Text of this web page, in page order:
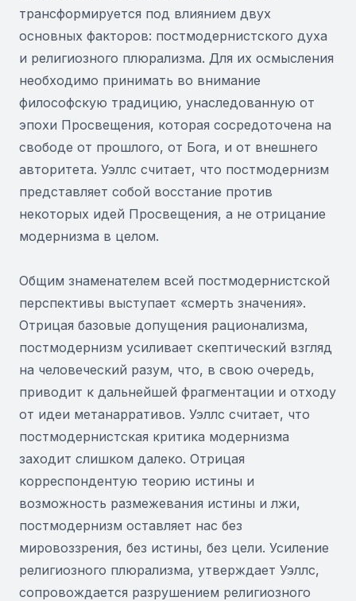
трансформируется под влиянием двух
основных факторов: постмодернистского духа
и религиозного плюрализма. Для их осмысления
необходимо принимать во внимание
философскую традицию, унаследованную от
эпохи Просвещения, которая сосредоточена на
свободе от прошлого, от Бога, и от внешнего
авторитета. Уэллс считает, что постмодернизм
представляет собой восстание против
некоторых идей Просвещения, а не отрицание
модернизма в целом.
Общим знаменателем всей постмодернистской
перспективы выступает «смерть значения».
Отрицая базовые допущения рационализма,
постмодернизм усиливает скептический взгляд
на человеческий разум, что, в свою очередь,
приводит к дальнейшей фрагментации и отходу
от идеи метанарративов. Уэллс считает, что
постмодернистская критика модернизма
заходит слишком далеко. Отрицая
корреспондентую теорию истины и
возможность размежевания истины и лжи,
постмодернизм оставляет нас без
мировоззрения, без истины, без цели. Усиление
религиозного плюрализма, утверждает Уэллс,
сопровождается разрушением религиозного